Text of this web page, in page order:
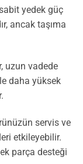
yedek güç
ancak taşıma
uzun vadede
daha yüksek
servis ve
etkileyebilir.
parça desteği